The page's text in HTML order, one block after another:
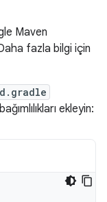
Maven
fazla bilgi için
ekleyin: